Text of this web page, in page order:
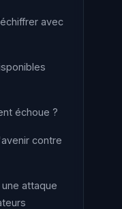
avec
échoue ?
contre
attaque